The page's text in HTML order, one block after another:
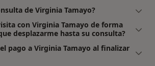
de Virginia Tamayo?
con Virginia Tamayo de forma
desplazarme hasta su consulta?
pago a Virginia Tamayo al finalizar